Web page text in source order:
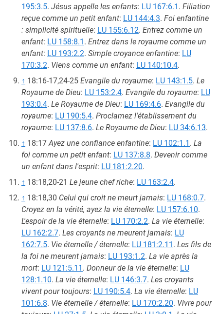
195:3.5. Jésus appelle les enfants: LU 167:6.1 . Filiation
reçue comme un petit enfant: LU 144:4.3. Foi enfantine
: simplicité spirituelle: LU 155:6.12. Entrez comme un
enfant: LU 158:8.1 . Entrez dans le royaume comme un
enfant: LU 193:2.2. Simple croyance enfantine: LU
170:3.2. Viens comme un enfant: LU 140:10.4.
↑ 18:16-17,24-25 Evangile du royaume: LU 143:1.5. Le
Royaume de Dieu: LU 153:2.4. Evangile du royaume: LU
193:0.4. Le Royaume de Dieu: LU 169:4.6. Evangile du
royaume: LU 190:5.4. Proclamez l'établissement du
royaume: LU 137:8.6. Le Royaume de Dieu: LU 34:6.13.
↑ 18:17Ayez une confiance enfantine: LU 102:1.1 . La
foi comme un petit enfant: LU 137:8.8. Devenir comme
un enfant dans l'esprit: LU 181:2.20.
↑ 18:18,20-21 Le jeune chef riche: LU 163:2.4.
↑ 18:18,30 Celui qui croit ne meurt jamais: LU 168:0.7.
Croyez en la vérité, ayez la vie éternelle: LU 157:6.10.
L'espoir de la vie éternelle: LU 170:2.2. La vie éternelle:
LU 162:2.7. Les croyants ne meurent jamais: LU
162:7.5. Vie éternelle / éternelle: LU 181:2.11 . Les fils de
la foi ne meurent jamais: LU 193:1.2. La vie après la
mort: LU 121:5.11 . Donneur de la vie éternelle: LU
128:1.10. La vie éternelle: LU 146:3.7. Les croyants
vivent pour toujours: LU 190:5.4. La vie éternelle: LU
101:6.8. Vie éternelle / éternelle: LU 170:2.20. Vivre pour